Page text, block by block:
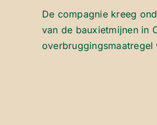
De compagnie kreeg
van de bauxietmijnen in
overbruggingsmaatregel